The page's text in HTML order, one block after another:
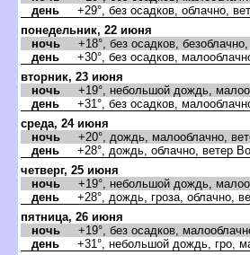
день +29°, без осадков, облачно,
понедельник, 22 июня
ночь +18°, без осадков,
день +30°, без осадков,
торник, 23 июня
ночь +19°, небольшой дождь,
день +31°, без осадков,
среда, 24 июня
ночь +20°, дождь, малооблачно,
день +28°, дождь, облачно, ветер
четверг, 25 июня
ночь +19°, небольшой дождь,
день +28°, дождь, гроза, облачно,
пятница, 26 июня
ночь +19°, без осадков,
день +31°, небольшой дождь, гро,